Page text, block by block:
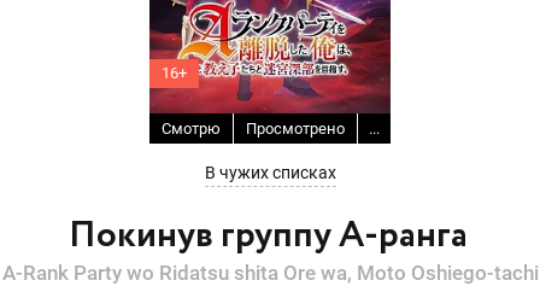
Покинув группу А-ранга
16+
Смотрю Просмотрено ...
В чужих списках
A-Rank Party wo Ridatsu shita Ore wa, Moto Oshiego-tachi